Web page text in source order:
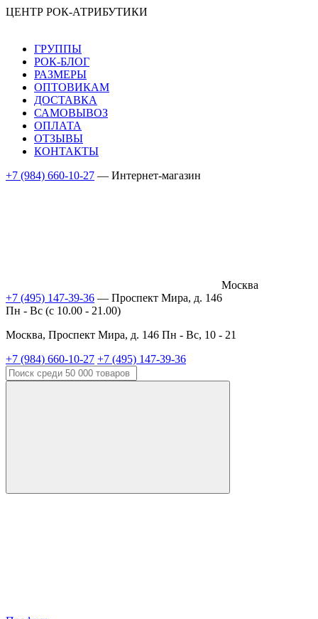
ЦЕНТР РОК-АТРИБУТИКИ
ГРУППЫ
РОК-БЛОГ
РАЗМЕРЫ
ОПТОВИКАМ
ДОСТАВКА
САМОВЫВОЗ
ОПЛАТА
ОТЗЫВЫ
КОНТАКТЫ
+7 (984) 660-10-27 — Интернет-магазин
Москва
+7 (495) 147-39-36 — Проспект Мира, д. 146
Пн - Вс (c 10.00 - 21.00)
Москва, Проспект Мира, д. 146 Пн - Вс, 10 - 21
+7 (984) 660-10-27 +7 (495) 147-39-36